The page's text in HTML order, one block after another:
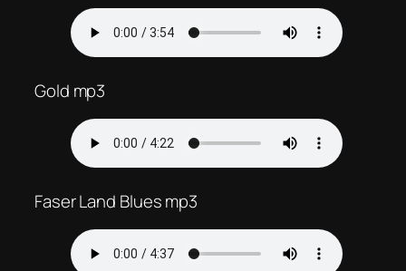
Gold mp3
Faser Land Blues mp3